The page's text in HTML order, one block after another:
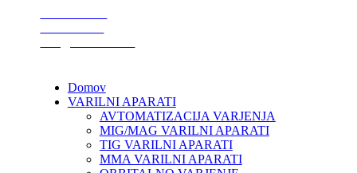
Domov
VARILNI APARATI
AVTOMATIZACIJA VARJENJA
MIG/MAG VARILNI APARATI
TIG VARILNI APARATI
MMA VARILNI APARATI